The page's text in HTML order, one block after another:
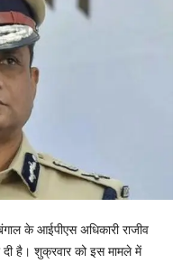
के आईपीएस अधिकारी राजीव
दी है। शुक्रवार को इस मामले में